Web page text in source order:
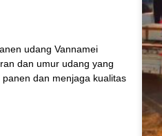
udang Vannamei
dan umur udang yang
dan menjaga kualitas